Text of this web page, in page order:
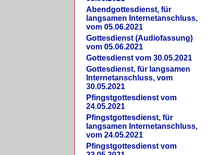
Abendgottesdienst, für
langsamen Internetanschluss,
vom 05.06.2021
Gottesdienst (Audiofassung)
vom 05.06.2021
Gottesdienst vom 30.05.2021
Gottesdienst, für langsamen
Internetanschluss, vom
30.05.2021
Pfingstgottesdienst vom
24.05.2021
Pfingstgottesdienst, für
langsamen Internetanschluss,
vom 24.05.2021
Pfingstgottesdienst vom